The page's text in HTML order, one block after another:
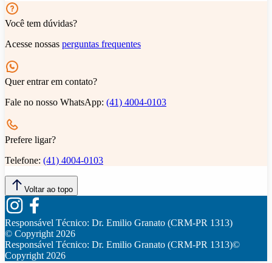
Você tem dúvidas?
Acesse nossas perguntas frequentes
Quer entrar em contato?
Fale no nosso WhatsApp: (41) 4004-0103
Prefere ligar?
Telefone: (41) 4004-0103
Voltar ao topo
Responsável Técnico: Dr. Emilio Granato (CRM-PR 1313)
© Copyright2026
Responsável Técnico: Dr. Emilio Granato (CRM-PR 1313)©
Copyright2026